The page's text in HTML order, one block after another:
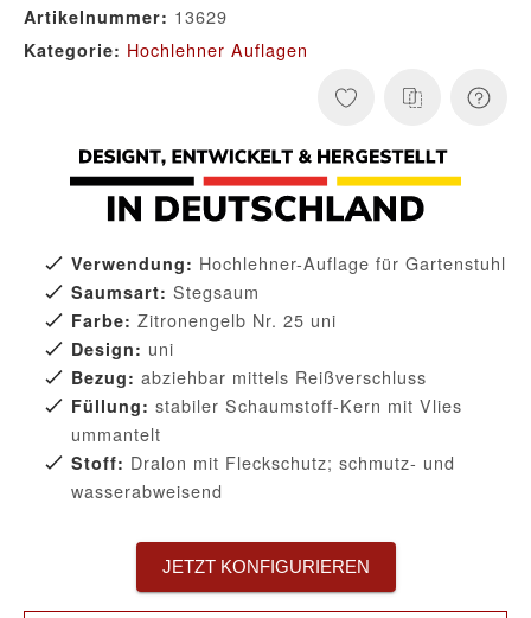
Artikelnummer: 13629
Kategorie: Hochlehner Auflagen
Verwendung: Hochlehner-Auflage für Gartenstuhl
Saumsart: Stegsaum
Farbe: Zitronengelb Nr. 25 uni
Design: uni
Bezug: abziehbar mittels Reißverschluss
Füllung: stabiler Schaumstoff-Kern mit Vlies
ummantelt
Stoff: Dralon mit Fleckschutz; schmutz- und
wasserabweisend
JETZT KONFIGURIEREN